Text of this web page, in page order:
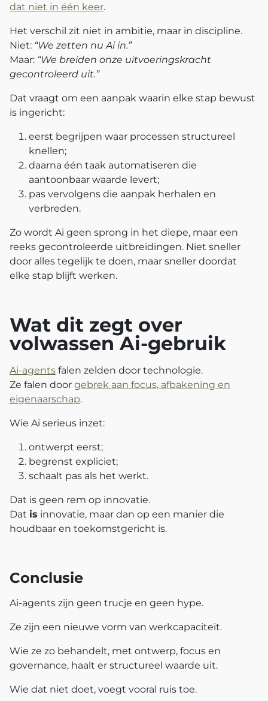
dat niet in één keer.
Het verschil zit niet in ambitie, maar in discipline.
Niet: “We zetten nu Ai in.”
Maar: “We breiden onze uitvoeringskracht
gecontroleerd uit.”
Dat vraagt om een aanpak waarin elke stap bewust
is ingericht:
eerst begrijpen waar processen structureel
knellen;
daarna één taak automatiseren die
aantoonbaar waarde levert;
pas vervolgens die aanpak herhalen en
verbreden.
Zo wordt Ai geen sprong in het diepe, maar een
reeks gecontroleerde uitbreidingen. Niet sneller
door alles tegelijk te doen, maar sneller doordat
elke stap blijft werken.
Wat dit zegt over
volwassen Ai‑gebruik
Ai‑agents falen zelden door technologie.
Ze falen door gebrek aan focus, afbakening en
eigenaarschap.
Wie Ai serieus inzet:
ontwerpt eerst;
begrenst expliciet;
schaalt pas als het werkt.
Dat is geen rem op innovatie.
Dat is innovatie, maar dan op een manier die
houdbaar en toekomstgericht is.
Conclusie
Ai‑agents zijn geen trucje en geen hype.
Ze zijn een nieuwe vorm van werkcapaciteit.
Wie ze zo behandelt, met ontwerp, focus en
governance, haalt er structureel waarde uit.
Wie dat niet doet, voegt vooral ruis toe.